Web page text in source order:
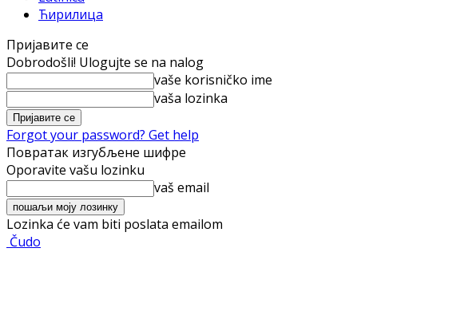
Ћирилица
Пријавите се
Dobrodošli! Ulogujte se na nalog
vaše korisničko ime
vaša lozinka
Forgot your password? Get help
Повратак изгубљене шифре
Oporavite vašu lozinku
vaš email
Lozinka će vam biti poslata emailom
Čudo